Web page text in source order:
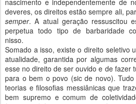
nascimento e independentemente de
deveres, os direitos estão sempre ali,
semper. A atual geração ressuscitou
perpetua todo tipo de barbaridade
nisso.
Somado a isso, existe o direito seletivo
atualidade, garantida por algumas
esse no direito de ser ouvido e de fazer
para o bem o povo (sic de novo).
teorias e filosofias messiânicas que
bem supremo e comum de